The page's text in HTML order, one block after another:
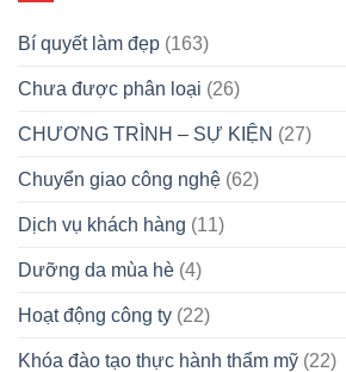
Bí quyết làm đẹp (163)
Chưa được phân loại (26)
CHƯƠNG TRÌNH – SỰ KIỆN (27)
Chuyển giao công nghệ (62)
Dịch vụ khách hàng (11)
Dưỡng da mùa hè (4)
Hoạt động công ty (22)
Khóa đào tạo thực hành thẩm mỹ (22)